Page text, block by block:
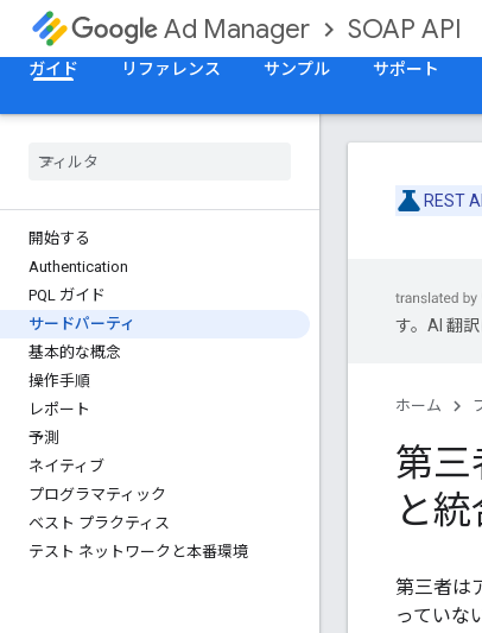
Ad Manager SOAP API
ガイド リファレンス サンプル サポート
開始する
Authentication
PQL ガイド
サードパーティ
基本的な概念
操作手順
レポート
予測
ネイティブ
プログラマティック
ベスト プラクティス
テスト ネットワークと本番環境
REST
す。AI 翻
ホーム
第三
と
第三者は
っていな